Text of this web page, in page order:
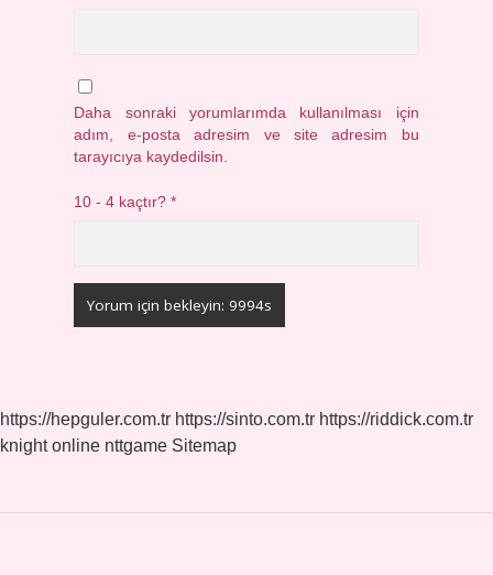
Daha sonraki yorumlarımda kullanılması için
adım, e-posta adresim ve site adresim bu
tarayıcıya kaydedilsin.
10 - 4 kaçtır?*
https://hepguler.com.tr https://sinto.com.tr https://riddick.com.tr
knight online nttgame Sitemap